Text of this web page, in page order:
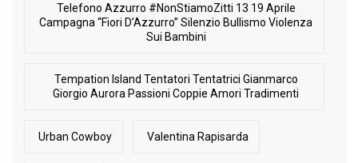
Telefono Azzurro #NonStiamoZitti 13 19 Aprile
Campagna “Fiori D’Azzurro” Silenzio Bullismo Violenza
Sui Bambini
Tempation Island Tentatori Tentatrici Gianmarco
Giorgio Aurora Passioni Coppie Amori Tradimenti
Urban Cowboy Valentina Rapisarda